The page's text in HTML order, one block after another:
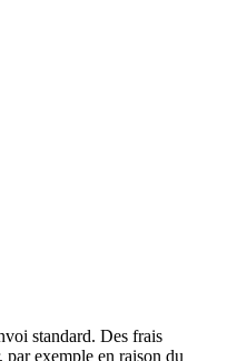
standard. Des frais
par exemple en raison du